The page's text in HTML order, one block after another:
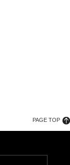
PAGE TOP